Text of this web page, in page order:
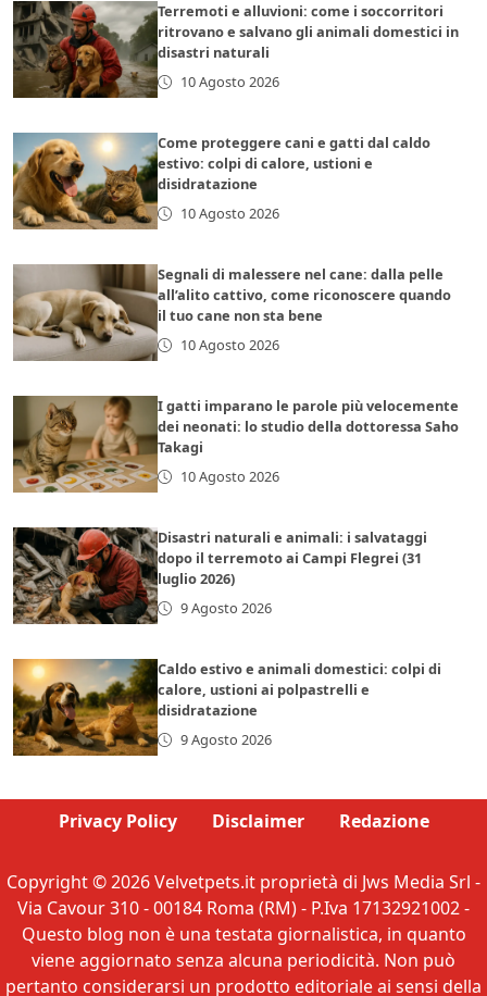
Terremoti e alluvioni: come i soccorritori
ritrovano e salvano gli animali domestici in
disastri naturali
10 Agosto 2026
Come proteggere cani e gatti dal caldo
estivo: colpi di calore, ustioni e
disidratazione
10 Agosto 2026
Segnali di malessere nel cane: dalla pelle
all’alito cattivo, come riconoscere quando
il tuo cane non sta bene
10 Agosto 2026
I gatti imparano le parole più velocemente
dei neonati: lo studio della dottoressa Saho
Takagi
10 Agosto 2026
Disastri naturali e animali: i salvataggi
dopo il terremoto ai Campi Flegrei (31
luglio 2026)
9 Agosto 2026
Caldo estivo e animali domestici: colpi di
calore, ustioni ai polpastrelli e
disidratazione
9 Agosto 2026
Privacy Policy Disclaimer Redazione
Copyright © 2026 Velvetpets.it proprietà di Jws Media Srl -
Via Cavour 310 - 00184 Roma (RM) - P.Iva 17132921002 -
Questo blog non è una testata giornalistica, in quanto
viene aggiornato senza alcuna periodicità. Non può
pertanto considerarsi un prodotto editoriale ai sensi della